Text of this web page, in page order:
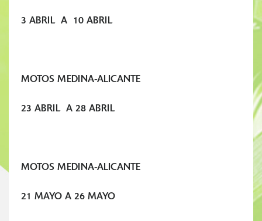
3 ABRIL A 10 ABRIL
MOTOS MEDINA-ALICANTE
23 ABRIL A 28 ABRIL
MOTOS MEDINA-ALICANTE
21 MAYO A 26 MAYO